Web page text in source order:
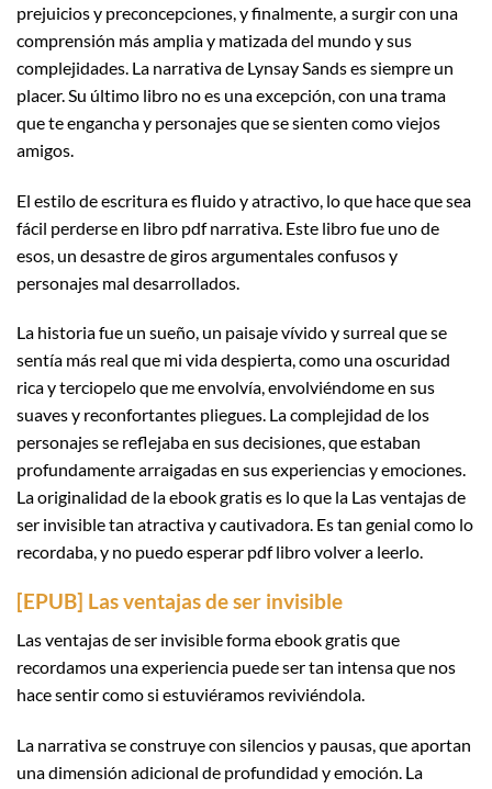
prejuicios y preconcepciones, y finalmente, a surgir con una
comprensión más amplia y matizada del mundo y sus
complejidades. La narrativa de Lynsay Sands es siempre un
placer. Su último libro no es una excepción, con una trama
que te engancha y personajes que se sienten como viejos
amigos.
El estilo de escritura es fluido y atractivo, lo que hace que sea
fácil perderse en libro pdf narrativa. Este libro fue uno de
esos, un desastre de giros argumentales confusos y
personajes mal desarrollados.
La historia fue un sueño, un paisaje vívido y surreal que se
sentía más real que mi vida despierta, como una oscuridad
rica y terciopelo que me envolvía, envolviéndome en sus
suaves y reconfortantes pliegues. La complejidad de los
personajes se reflejaba en sus decisiones, que estaban
profundamente arraigadas en sus experiencias y emociones.
La originalidad de la ebook gratis es lo que la Las ventajas de
ser invisible tan atractiva y cautivadora. Es tan genial como lo
recordaba, y no puedo esperar pdf libro volver a leerlo.
[EPUB] Las ventajas de ser invisible
Las ventajas de ser invisible forma ebook gratis que
recordamos una experiencia puede ser tan intensa que nos
hace sentir como si estuviéramos reviviéndola.
La narrativa se construye con silencios y pausas, que aportan
una dimensión adicional de profundidad y emoción. La